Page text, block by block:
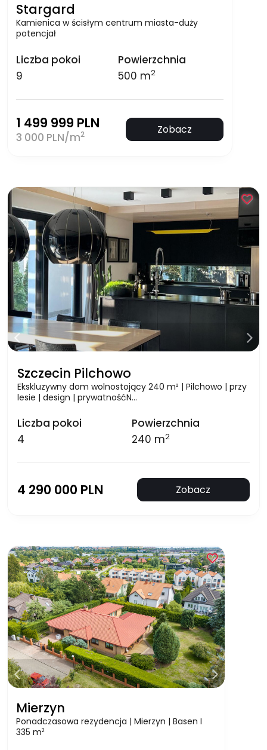
Stargard
Kamienica w ścisłym centrum miasta-duży
potencjał
Liczba pokoi
9
Powierzchnia
500 m2
1 499 999 PLN
3 000 PLN/m2 Zobacz
Szczecin Pilchowo
Ekskluzywny dom wolnostojący 240 m² | Pilchowo | przy
lesie | design | prywatnośćN…
Liczba pokoi
4
Powierzchnia
240 m2
4 290 000 PLN Zobacz
Mierzyn
Ponadczasowa rezydencja | Mierzyn | Basen I
335 m2